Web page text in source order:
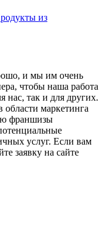
из
и мы им очень
чтобы наша работа
нас, так и для других.
маркетинга
франшизы
услуг. Если вам
заявку на сайте